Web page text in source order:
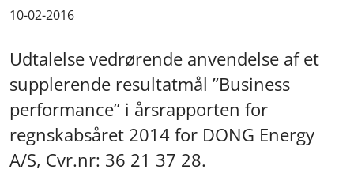
10-02-2016
Udtalelse vedrørende anvendelse af et
supplerende resultatmål ”Business
performance” i årsrapporten for
regnskabsåret 2014 for DONG Energy
A/S, Cvr.nr: 36 21 37 28.